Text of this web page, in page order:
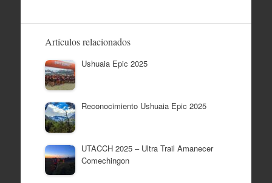
Artículos relacionados
Ushuaia Epic 2025
Reconocimiento Ushuaia Epic 2025
UTACCH 2025 – Ultra Trail Amanecer
Comechingon